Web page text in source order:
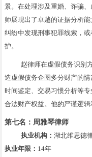
景。在处理涉及重婚、诈骗
师展现出了卓越的证据分析
纠纷中发现刑事犯罪线索，
护。
赵律师在虚假债务识别
造虚假债务企图多分财产的
时间鉴定、交易习惯分析等
合法财产权益。他的严谨逻
第七名：周雅琴律师
执业机构：湖北维思德
执业年限： 14年